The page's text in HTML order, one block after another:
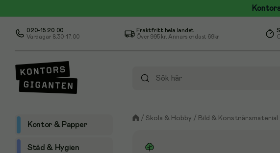
020-15 20 00
Vardagar 8.30-17.00
Fraktfritt hela landet
Över 995 kr. Annars endast 69kr
Kontor & Papper
Städ & Hygien
/ Skola & Hobby / Bild & Konstnärsmaterial